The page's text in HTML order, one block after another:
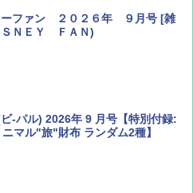
ーファン ２０２６年 ９月号 [雑
ＮＥＹ ＦＡＮ)
-パル) 2026年 9 月号【特別付録:
マル"旅"財布 ランダム2種】